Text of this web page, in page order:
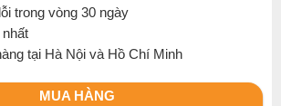
trong vòng 30 ngày
tại Hà Nội và Hồ Chí Minh
MUA HÀNG